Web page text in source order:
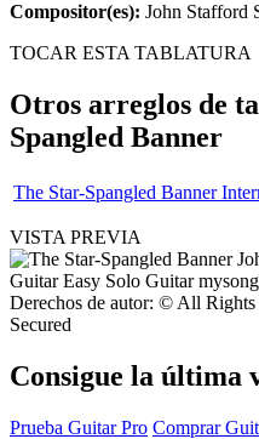
Compositor(es): John Stafford
TOCAR ESTA TABLATURA
Otros arreglos de
Spangled Banner
The Star-Spangled Banner
VISTA PREVIA
Derechos de autor: © All
Secured
Consigue la última
Prueba Guitar Pro Comprar